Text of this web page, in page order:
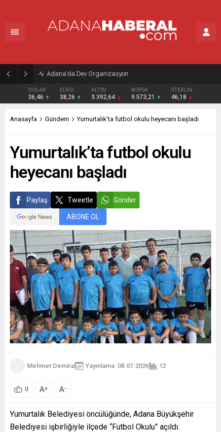
Adana’da Dev Organizasyon
DOLAR
36,46
EURO
38,26
ALTIN
3.392,64
BORSA
9.573,21
STERLIN
46,18
Anasayfa Gündem Yumurtalık’ta futbol okulu heyecanı başladı
Yumurtalık’ta futbol okulu
heyecanı başladı
Paylaş Tweetle Gönder
ABONE OL
Mehmet Demiral Yayınlama: 08.07.2026 12
0 A+ A-
Yumurtalık Belediyesi öncülüğünde, Adana Büyükşehir
Belediyesi işbirliğiyle ilçede “Futbol Okulu” açıldı.